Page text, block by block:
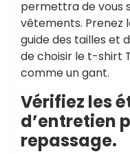
permettra de vous
vêtements. Prenez
guide des tailles et
de choisir le t-shirt
comme un gant.
Vérifiez les
d’entretien
repassage.